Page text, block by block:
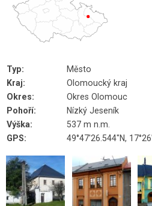
Typ:
Město
Kraj:
Olomoucký kraj
Okres:
Okres Olomouc
Pohoří:
Nízký Jeseník
Výška:
537 m n.m.
GPS:
49°47'26.544"N,